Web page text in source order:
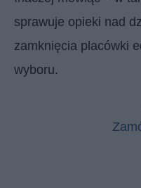
sprawuje opieki nad
zamknięcia placówki
wyboru.